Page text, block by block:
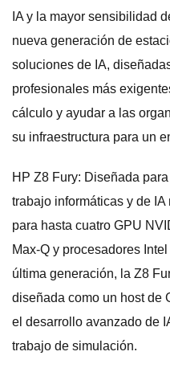
IA y la mayor sensibilidad
nueva generación de
soluciones de IA,
profesionales más
cálculo y ayudar a las
su infraestructura para un
HP Z8 Fury: Diseñada
trabajo informáticas y de
para hasta cuatro GPU
Max-Q y procesadores
última generación, la Z8
diseñada como un host de
el desarrollo avanzado de
trabajo de simulación.